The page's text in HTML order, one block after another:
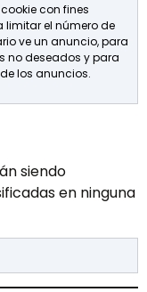
con fines
limitar el número de
ve un anuncio, para
no deseados y para
los anuncios.
siendo
en ninguna